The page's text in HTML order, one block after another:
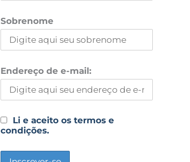
Sobrenome
Endereço de e-mail:
Li e aceito os termos e
condições.